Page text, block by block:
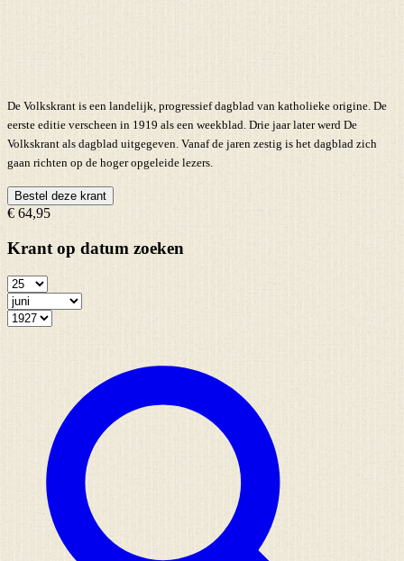
De Volkskrant is een landelijk, progressief dagblad van katholieke origine. De
eerste editie verscheen in 1919 als een weekblad. Drie jaar later werd De
Volkskrant als dagblad uitgegeven. Vanaf de jaren zestig is het dagblad zich
gaan richten op de hoger opgeleide lezers.
Bestel deze krant
€ 64,95
Krant op datum zoeken